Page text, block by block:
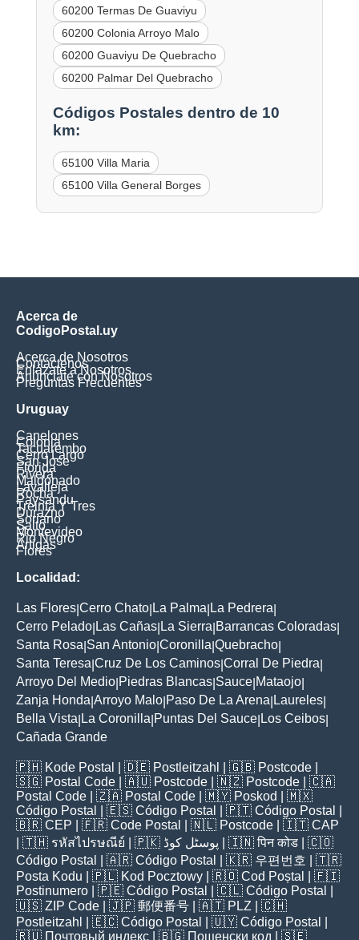
60200 Termas De Guaviyu
60200 Colonia Arroyo Malo
60200 Guaviyu De Quebracho
60200 Palmar Del Quebracho
Códigos Postales dentro de 10
km:
65100 Villa Maria
65100 Villa General Borges
Acerca de
CodigoPostal.uy
Acerca de Nosotros
Contáctenos
Enlázate a Nosotros
Anúnciate con Nosotros
Preguntas Frecuentes
Uruguay
Canelones
Colonia
Tacuarembo
Cerro Largo
San Jose
Florida
Rivera
Maldonado
Lavalleja
Rocha
Paysandu
Treinta Y Tres
Durazno
Soriano
Salto
Montevideo
Rio Negro
Artigas
Flores
Localidad:
Las Flores Cerro Chato La Palma La Pedrera
Cerro Pelado Las Cañas La Sierra Barrancas Coloradas
Santa Rosa San Antonio Coronilla Quebracho
Santa Teresa Cruz De Los Caminos Corral De Piedra
Arroyo Del Medio Piedras Blancas Sauce Mataojo
Zanja Honda Arroyo Malo Paso De La Arena Laureles
Bella Vista La Coronilla Puntas Del Sauce Los Ceibos
Cañada Grande
🇵🇭 Kode Postal | 🇩🇪 Postleitzahl | 🇬🇧 Postcode
🇸🇬 Postal Code | 🇦🇺 Postcode | 🇳🇿 Postcode | 🇨🇦
Postal Code | 🇿🇦 Postal Code | 🇲🇾 Poskod
| 🇲🇽
Código Postal
| 🇪🇸 Código Postal | 🇵🇹 Código Postal
🇧🇷 CEP | 🇫🇷 Code Postal | 🇳🇱 Postcode | 🇮🇹 CAP
| 🇹🇭 รหัสไปรษณีย์ | 🇵🇰 پوسٹل کوڈ | 🇮🇳पिन कोड | 🇨🇴
Código Postal
| 🇦🇷 Código Postal | 🇰🇷 우편번호
| 🇹🇷
Posta Kodu | 🇵🇱 Kod Pocztowy | 🇷🇴 Cod Poștal
| 🇫🇮
Postinumero | 🇵🇪 Código Postal | 🇨🇱 Código Postal
🇺🇸 ZIP Code | 🇯🇵 郵便番号 | 🇦🇹 PLZ | 🇨🇭
Postleitzahl
| 🇪🇨 Código Postal | 🇺🇾 Código Postal
🇷🇺 Почтовый индекс | 🇧🇬 Пощенски код | 🇸🇪